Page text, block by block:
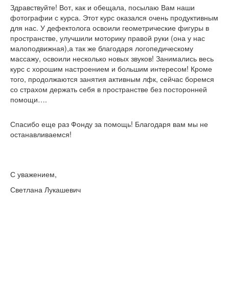
Здравствуйте! Вот, как и обещала, посылаю Вам наши
фотографии с курса. Этот курс оказался очень продуктивным
для нас. У дефектолога освоили геометрические фигуры в
пространстве, улучшили моторику правой руки (она у нас
малоподвижная),а так же благодаря логопедическому
массажу, освоили несколько новых звуков! Занимались весь
курс с хорошим настроением и большим интересом! Кроме
того, продолжаются занятия активным лфк, сейчас боремся
со страхом держать себя в пространстве без посторонней
помощи….
Спасибо еще раз Фонду за помощь! Благодаря вам мы не
останавливаемся!
С уважением,
Светлана Лукашевич